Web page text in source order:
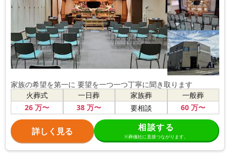
家族の希望を第一に 要望を一つ一つ丁寧に聞き取ります
火葬式
26万〜
一日葬
38 万〜
家族葬
要相談
一般葬
60 万〜
詳しく見る 相談する
※葬儀社に直接つながります。